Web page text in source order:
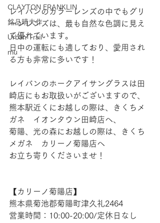
CLAYTON FRANKLIN
銘品晴夫作
Urban Trail
mu
レイバンのカラーレンズの中でもグリ
ーンレンズは、最も自然な色調に見え
て優れています。
日中の運転にも適しており、愛用され
る方も非常に多いです！
レイバンのホークアイサングラスは田
崎店にもお取扱いがございますので、
熊本駅近くにお越しの際は、きくちメ
ガネ　イオンタウン田崎店へ、
菊陽、光の森にお越しの際は、きくち
メガネ　カリーノ菊陽店へ
お立ち寄りくださいませ！
【​カリーノ菊陽店】
熊本県菊池郡菊陽町津久礼2464
営業時間：10:00-20:00/定休日なし